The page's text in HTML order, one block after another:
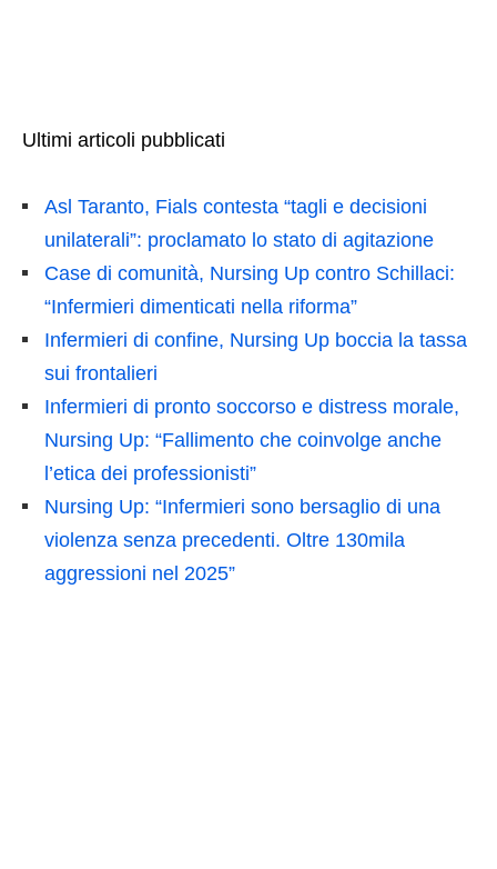
Ultimi articoli pubblicati
Asl Taranto, Fials contesta “tagli e decisioni
unilaterali”: proclamato lo stato di agitazione
Case di comunità, Nursing Up contro Schillaci:
“Infermieri dimenticati nella riforma”
Infermieri di confine, Nursing Up boccia la tassa
sui frontalieri
Infermieri di pronto soccorso e distress morale,
Nursing Up: “Fallimento che coinvolge anche
l’etica dei professionisti”
Nursing Up: “Infermieri sono bersaglio di una
violenza senza precedenti. Oltre 130mila
aggressioni nel 2025”